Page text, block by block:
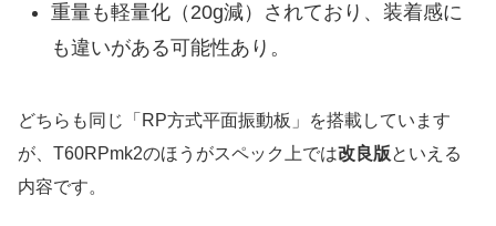
重量も軽量化（20g減）されており、装着感に
も違いがある可能性あり。
どちらも同じ「RP方式平面振動板」を搭載しています
が、T60RPmk2のほうがスペック上では改良版といえる
内容です。